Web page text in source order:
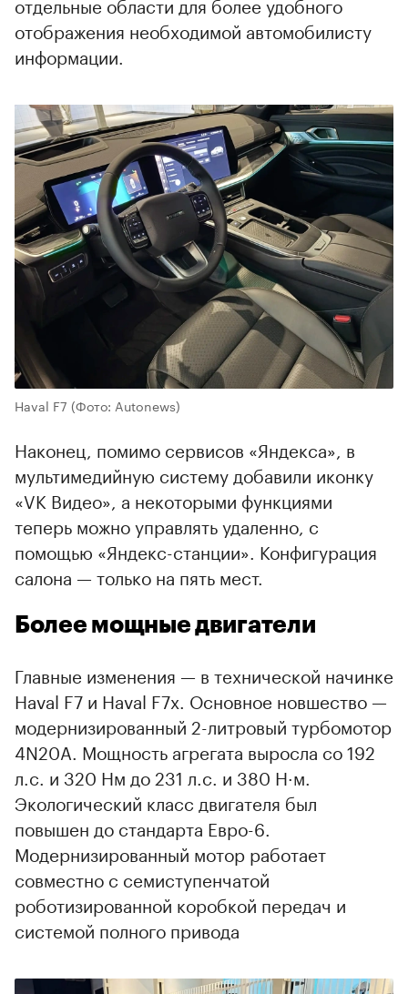
отображения необходимой автомобилисту
информации.
Haval F7 (Фото: Autonews)
Наконец, помимо сервисов «Яндекса», в
мультимедийную систему добавили иконку
«VK Видео», а некоторыми функциями
теперь можно управлять удаленно, с
помощью «Яндекс-станции». Конфигурация
салона — только на пять мест.
Более мощные двигатели
Главные изменения — в технической начинке
Haval F7 и Haval F7x. Основное новшество —
модернизированный 2-литровый турбомотор
4N20A. Мощность агрегата выросла со 192
л.с. и 320 Нм до 231 л.с. и 380 Н·м.
Экологический класс двигателя был
повышен до стандарта Евро-6.
Модернизированный мотор работает
совместно с семиступенчатой
роботизированной коробкой передач и
системой полного привода